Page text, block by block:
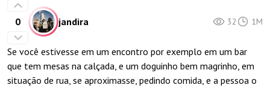
0 jandira 32 1M
Se você estivesse em um encontro por exemplo em um bar
que tem mesas na calçada, e um doguinho bem magrinho, em
situação de rua, se aproximasse, pedindo comida, e a pessoa o